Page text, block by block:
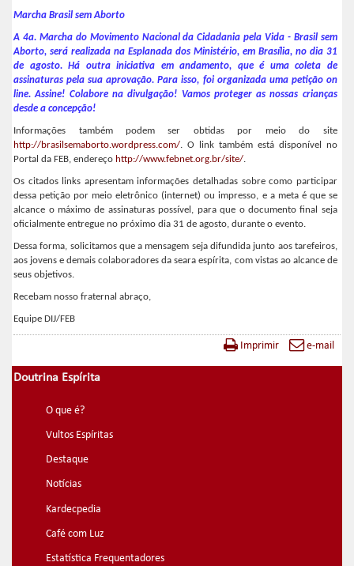
Marcha Brasil sem Aborto
A 4a. Marcha do Movimento Nacional da Cidadania pela Vida - Brasil sem
Aborto, será realizada na Esplanada dos Ministério, em Brasília, no dia 31
de agosto. Há outra iniciativa em andamento, que é uma coleta de
assinaturas pela sua aprovação. Para isso, foi organizada uma petição on
line. Assine! Colabore na divulgação! Vamos proteger as nossas crianças
desde a concepção!
Informações também podem ser obtidas por meio do site
http://brasilsemaborto.wordpress.com/. O link também está disponível no
Portal da FEB, endereço http://www.febnet.org.br/site/.
Os citados links apresentam informações detalhadas sobre como participar
dessa petição por meio eletrônico (internet) ou impresso, e a meta é que se
alcance o máximo de assinaturas possível, para que o documento final seja
oficialmente entregue no próximo dia 31 de agosto, durante o evento.
Dessa forma, solicitamos que a mensagem seja difundida junto aos tarefeiros,
aos jovens e demais colaboradores da seara espírita, com vistas ao alcance de
seus objetivos.
Recebam nosso fraternal abraço,
Equipe DIJ/FEB
Imprimir e-mail
Doutrina Espírita
O que é?
Vultos Espíritas
Destaque
Notícias
Kardecpedia
Café com Luz
Estatística Frequentadores